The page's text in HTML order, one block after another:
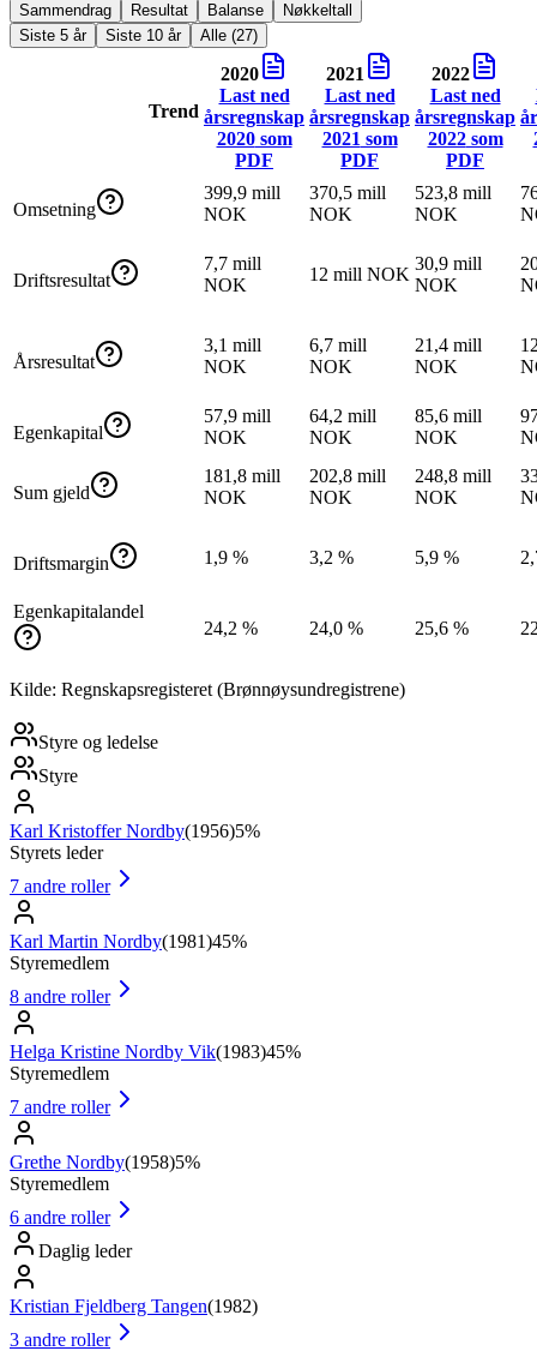
Sammendrag Resultat Balanse
Nøkkeltall
Siste 5 år
Siste 10 år Alle (27)
Trend
2020
Last ned
årsregnskap
2020som
PDF
2021
Last ned
årsregnskap
2021 som
PDF
2022
Last ned
årsregnskap
2022som
PDF
Omsetning
399,9 mill
NOK
370,5 mill
NOK
523,8 mill
NOK
Driftsresultat
7,7 mill
NOK
12 mill NOK
30,9 mill
NOK
Årsresultat
3,1 mill
NOK
6,7 mill
NOK
21,4 mill
NOK
Egenkapital
57,9 mill
NOK
64,2 mill
NOK
85,6 mill
NOK
Sum gjeld
181,8 mill
NOK
202,8 mill
NOK
248,8 mill
NOK
Driftsmargin 1,9 % 3,2 % 5,9 %
Egenkapitalandel
24,2 %
24,0 % 25,6 %
Kilde: Regnskapsregisteret (Brønnøysundregistrene)
Styre og ledelse
Styre
Karl Kristoffer Nordby(1956)5%
Styrets leder
7 andre roller
Karl Martin Nordby(1981)45%
Styremedlem
8 andre roller
Helga Kristine Nordby Vik(1983)45%
Styremedlem
7 andre roller
Grethe Nordby(1958)5%
Styremedlem
6 andre roller
Daglig leder
Kristian Fjeldberg Tangen(1982)
3 andre roller